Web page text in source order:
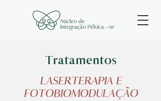
Tratamentos
LASERTERAPIA E
FOTOBIOMODULAÇÃO